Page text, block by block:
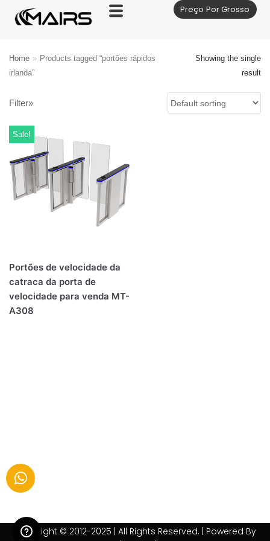
Skip
to
Preço Por Grosso
Home » Products tagged “portões rápidos
irlanda”
Showing the single
result
Filter»
Sale!
Portões de velocidade da
catraca da porta de
velocidade para venda MT-
A308
Copyright © 2012-2025 | All Rights Reserved. | Powered By